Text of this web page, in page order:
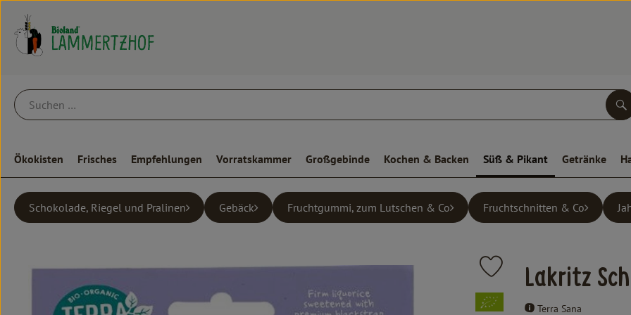
Ökokisten Frisches Empfehlungen Vorratskammer Großgebinde Kochen & Backen Süß & Pikant Getränke
Schokolade, Riegel und Pralinen Gebäck Fruchtgummi, zum Lutschen & Co Fruchtschnitten & Co
Lakritz
Terra Sana
Produkt zu Favouriten hinzufügen
, Verband: